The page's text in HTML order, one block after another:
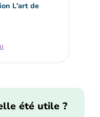
L'art de
été utile ?